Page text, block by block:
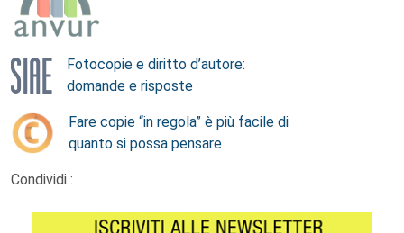
Fotocopie e diritto d’autore:
domande e risposte
Fare copie “in regola” è più facile di
quanto si possa pensare
Condividi :